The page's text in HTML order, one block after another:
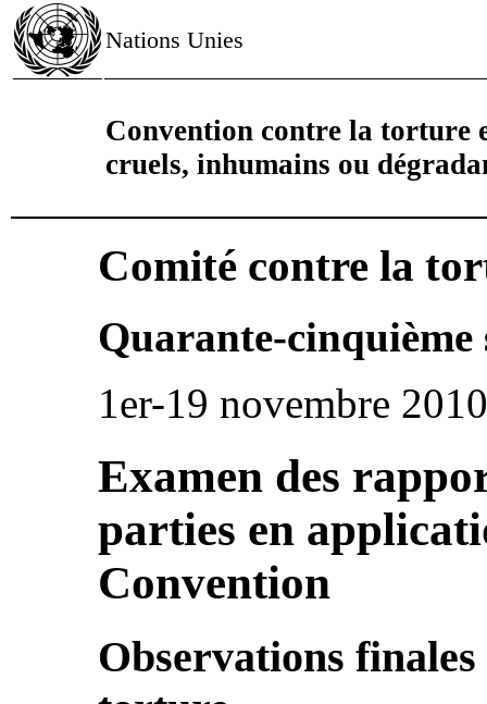
Nations Unies
Convention contre la torture
cruels, inhumains ou
Comité contre la
Quarante-cinquième
1er-19 novembre 2010
Examen des
parties en
Convention
Observations